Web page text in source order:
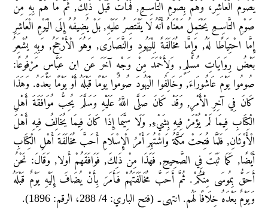
يَصُومُ الْعَاشِرَ، وَهَمَّ بِصَوْمِ التَّاسِعِ, فَمَاتَ قَبْلَ ذَلِكَ, ثُمَّ مَا هَمَّ بِهِ مِنْ
صَوْمِ التَّاسِعِ يَحْتَمِلُ مَعْنَاهُ أَنَّهُ لَا يَقْتَصِرُ عَلَيْهِ, بَلْ يُضِيفُهُ إِلَى الْيَوْمِ الْعَاشِرِ
إِمَّا احْتِيَاطًا لَهُ, وَإِمَّا مُخَالَفَةً لِلْيَهُودِ وَالنَّصَارَى, وَهُوَ الْأَرْجَحُ, وَبِهِ يُشْعِرُ
بَعْضُ رِوَايَاتِ مُسْلِمٍ, وَلِأَحْمَدَ مِنْ وَجْهٍ آخَرَ عَن ابن عَبَّاسٍ مَرْفُوعًا:
صُومُوا يَوْمَ عَاشُورَاءَ, وَخَالِفُوا الْيَهُودَ صُومُوا يَوْمًا قَبْلَهُ أَوْ يَوْمًا بَعْدَهُ. وَهَذَا
كَانَ فِي آخِرِ الْأَمْرِ, وَقَدْ كَانَ صَلَّى اللَّهُ عَلَيْهِ وَسَلَّمَ يُحِبُّ مُوَافَقَةَ أَهْلِ
الْكِتَابِ فِيمَا لَمْ يُؤْمَرْ فِيهِ بِشَيْءِ, وَلَا سِيَّمَا إِذَا كَانَ فِيمَا يُخَالِفُ فِيهِ أَهْلَ
الْأَوْثَانِ, فَلَمَّا فُتِحَتْ مَكَّةُ وَاشْتُهِرَ أَمْرُ الْإِسْلَامِ أَحَبَّ مُخَالَفَةَ أَهْلِ الْكِتَابِ
أَيْضًا, كَمَا ثَبَتَ فِي الصَّحِيحِ, فَهَذَا مِنْ ذَلِكَ, فَوَافَقَهُمْ أَولا, وَقَالَ: نَحْنُ
أَحَقُّ بِمُوسَى مِنْكُمْ. ثُمَّ أَحَبَّ مُخَالَفَتَهُمْ فَأَمَرَ بِأَنْ يُضَافَ إِلَيْهِ يَوْمٌ قَبْلَهُ
وَيَوْمٌ بَعْدَهُ خِلَافًا لَهُم. انتهى۔ (فتح الباري: 4/ 288، الرقم: 1896).